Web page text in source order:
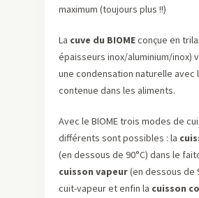
maximum (toujours plus !!)
La cuve du BIOMEconçue en
épaisseurs inox/aluminium/inox)
une condensation naturelle avec
contenue dans les aliments.
Avec le BIOME trois modes de
différents sont possibles : la
(en dessous de 90°C) dans le
cuisson vapeur(en dessous de
cuit-vapeur et enfin la cuisson